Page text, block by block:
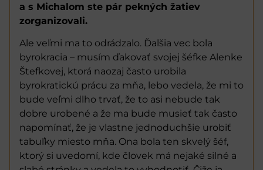
a s Michalom ste pár pekných žatiev
zorganizovali.
Ale veľmi ma to odrádzalo. Ďalšia vec bola
byrokracia – musím ďakovať svojej šéfke Alenke
Štefkovej, ktorá naozaj často urobila
byrokratickú prácu za mňa, lebo vedela, že mi to
bude veľmi dlho trvať, že to asi nebude tak
dobre urobené a že ma bude musieť tak často
napomínať, že je vlastne jednoduchšie urobiť
tabuľky miesto mňa. Ona bola ten skvelý šéf,
ktorý si uvedomí, kde človek má nejaké silné a